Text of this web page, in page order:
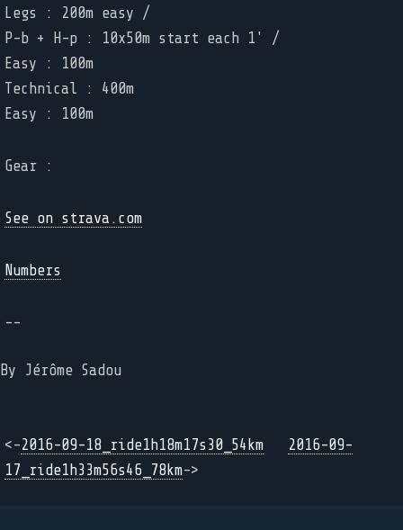
Legs : 200m easy /
P-b + H-p : 10x50m start each 1' /
Easy : 100m
Technical : 400m
Gear :
See on strava.com
Numbers
--
By Jérôme Sadou
<-2016-09-18_ride1h18m17s30_54km
2016-09-
17_ride1h33m56s46_78km->